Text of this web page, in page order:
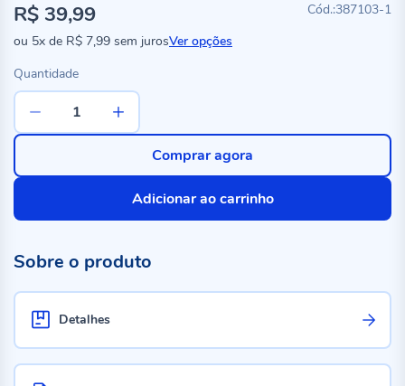
387103-1
R$ 39,99
ou 5x de R$ 7,99 sem jurosVer opções
Quantidade
Adicionar ao carrinho
Comprar agora
Sobre o produto
Detalhes